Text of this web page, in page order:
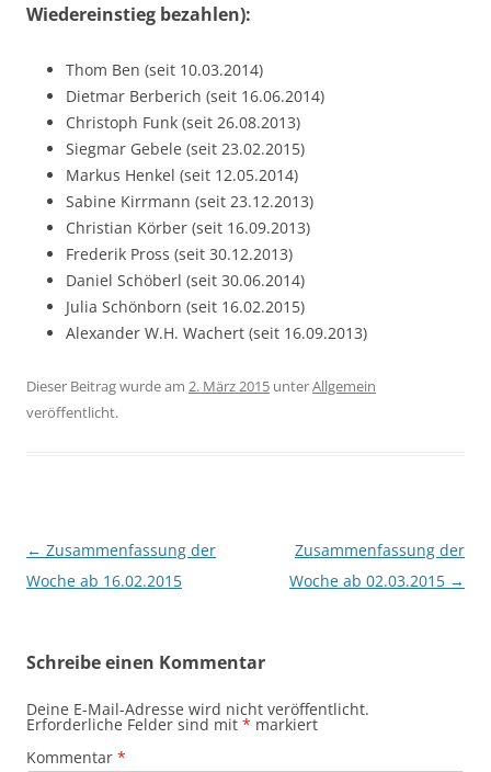
Wiedereinstieg bezahlen):
Thom Ben (seit 10.03.2014)
Dietmar Berberich (seit 16.06.2014)
Christoph Funk (seit 26.08.2013)
Siegmar Gebele (seit 23.02.2015)
Markus Henkel (seit 12.05.2014)
Sabine Kirrmann (seit 23.12.2013)
Christian Körber (seit 16.09.2013)
Frederik Pross (seit 30.12.2013)
Daniel Schöberl (seit 30.06.2014)
Julia Schönborn (seit 16.02.2015)
Alexander W.H. Wachert (seit 16.09.2013)
Dieser Beitrag wurde am 2. März 2015 unterAllgemein
veröffentlicht.
Beitragsnavigation
← Zusammenfassung der
Woche ab 16.02.2015
Zusammenfassung der
Woche ab 02.03.2015 →
Schreibe einen Kommentar
Deine E-Mail-Adresse wird nicht veröffentlicht.
Erforderliche Felder sind mit * markiert
Kommentar *